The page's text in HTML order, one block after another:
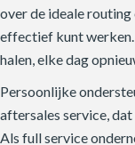
over de ideale
effectief kunt
halen, elke dag
Persoonlijke
aftersales service, dat
Als full service